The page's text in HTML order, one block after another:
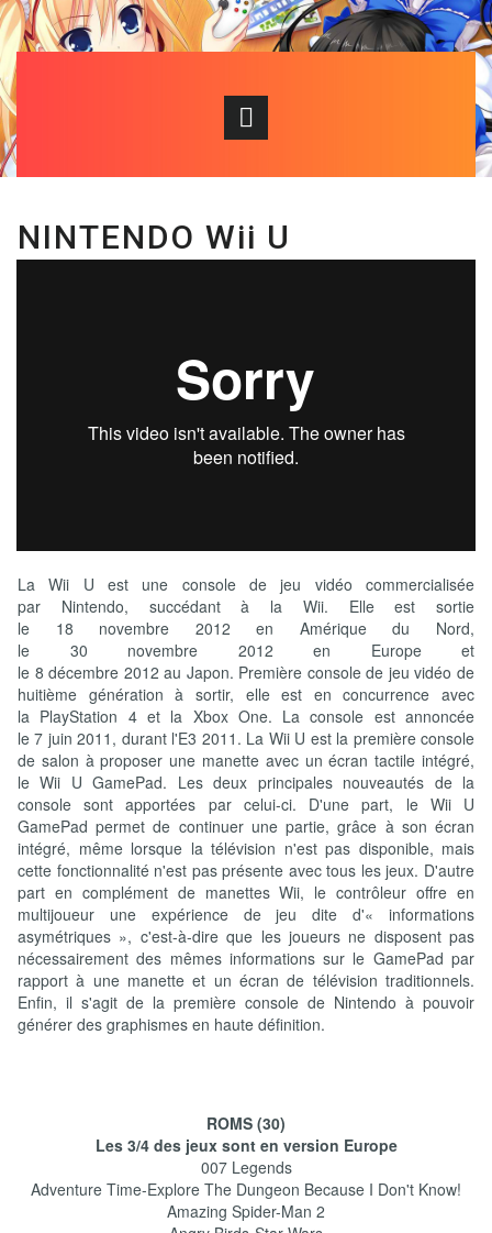
NINTENDO Wii U
La Wii U est une console de jeu vidéo commercialisée
par Nintendo, succédant à la Wii. Elle est sortie
le 18 novembre 2012 en Amérique du Nord,
le 30 novembre 2012 en Europe et
le 8 décembre 2012 au Japon. Première console de jeu vidéo de
huitième génération à sortir, elle est en concurrence avec
la PlayStation 4 et la Xbox One. La console est annoncée
le 7 juin 2011, durant l'E3 2011. La Wii U est la première console
de salon à proposer une manette avec un écran tactile intégré,
le Wii U GamePad. Les deux principales nouveautés de la
console sont apportées par celui-ci. D'une part, le Wii U
GamePad permet de continuer une partie, grâce à son écran
intégré, même lorsque la télévision n'est pas disponible, mais
cette fonctionnalité n'est pas présente avec tous les jeux. D'autre
part en complément de manettes Wii, le contrôleur offre en
multijoueur une expérience de jeu dite d'« informations
asymétriques », c'est-à-dire que les joueurs ne disposent pas
nécessairement des mêmes informations sur le GamePad par
rapport à une manette et un écran de télévision traditionnels.
Enfin, il s'agit de la première console de Nintendo à pouvoir
générer des graphismes en haute définition.
ROMS (30)
Les 3/4 des jeux sont en version Europe
007 Legends
Adventure Time-Explore The Dungeon Because I Don't Know!
Amazing Spider-Man 2